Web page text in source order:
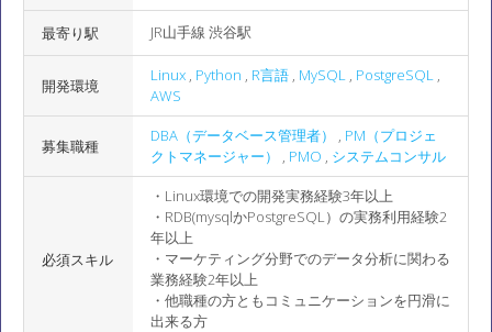
最寄り駅 JR山手線 渋谷駅
開発環境
Linux , Python , R言語 , MySQL , PostgreSQL ,
AWS
募集職種
DBA（データベース管理者） , PM（プロジェ
クトマネージャー）
, PMO , システムコンサル
必須スキル
・Linux環境での開発実務経験3年以上
・RDB(mysqlかPostgreSQL）の実務利用経験2
年以上
・マーケティング分野でのデータ分析に関わる
業務経験2年以上
・他職種の方ともコミュニケーションを円滑に
出来る方